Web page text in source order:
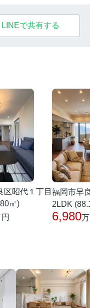
LINEで共有する
区昭代１丁目
㎡)
福岡市早
2LDK
6,980